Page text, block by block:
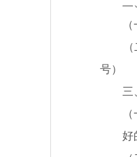
二
号）
三
好